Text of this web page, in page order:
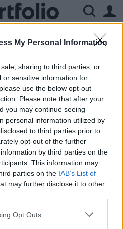
My Personal Information
sharing to third parties, or
or sensitive information for
use the below opt-out
Please note that after your
you may continue seeing
personal information utilized by
to third parties prior to
opt-out of the further
by third parties on the
This information may
parties on the IAB’s List of
may further disclose it to other
Opt Outs
következik
eddig a 2017-es év, a
feletti teljesítményt tudnak
között első helyre a
kerül, még az Egyesült
ellenére is. Ezzel